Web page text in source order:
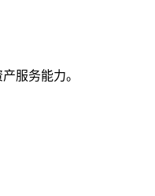
服务能力。